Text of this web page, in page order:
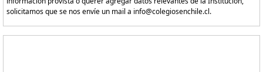
solicitamos que se nos envíe un mail a info@colegiosenchile.cl.